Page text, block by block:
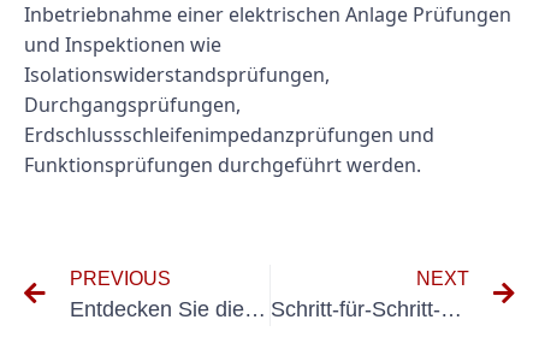
Inbetriebnahme einer elektrischen Anlage Prüfungen
und Inspektionen wie
Isolationswiderstandsprüfungen,
Durchgangsprüfungen,
Erdschlussschleifenimpedanzprüfungen und
Funktionsprüfungen durchgeführt werden.
PREVIOUS
Entdecken Sie die Funktionen und Fähigkeiten des UVV 57
NEXT
Schritt-für-Schritt-Anleitung zur Erstellung eines DIN VDE 0100 Teil 600 Messprotokolls für elektrische Anlagen